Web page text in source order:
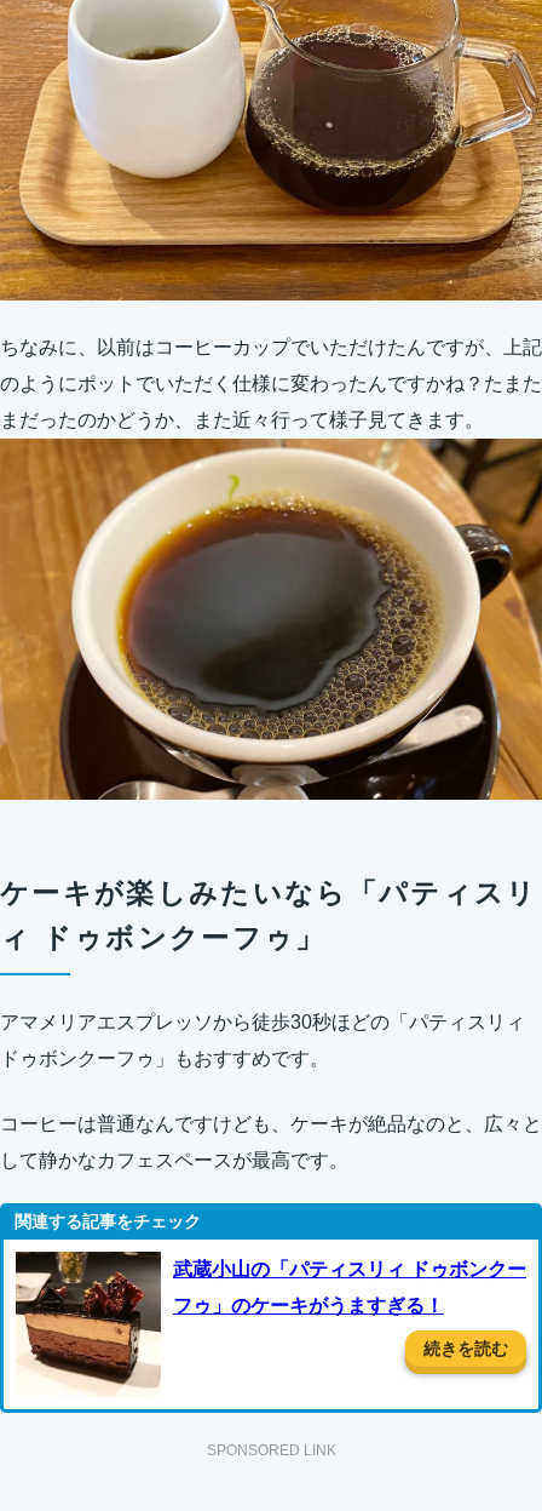
ちなみに、以前はコーヒーカップでいただけたんですが、上記
のようにポットでいただく仕様に変わったんですかね？たまた
まだったのかどうか、また近々行って様子見てきます。
ケーキが楽しみたいなら「パティスリ
ィ ドゥボンクーフゥ」
アマメリアエスプレッソから徒歩30秒ほどの「パティスリィ
ドゥボンクーフゥ」もおすすめです。
コーヒーは普通なんですけども、ケーキが絶品なのと、広々と
して静かなカフェスペースが最高です。
武蔵小山の「パティスリィ ドゥボンクー
フゥ」のケーキがうますぎる！
続きを読む
SPONSORED LINK